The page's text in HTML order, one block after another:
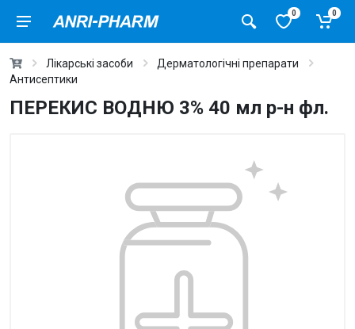
0 0
Лікарські засоби
Дерматологічні препарати
Антисептики
ПЕРЕКИС ВОДНЮ 3% 40 мл р-н фл.